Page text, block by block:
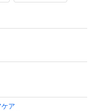
ワー リンクルクリー
ア